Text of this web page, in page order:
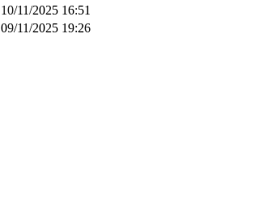
10/11/2025 16:51
09/11/2025 19:26